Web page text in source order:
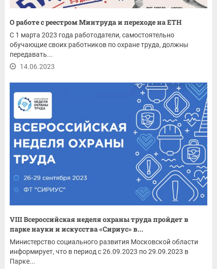
О работе с реестром Минтруда и переходе на ЕТН
С 1 марта 2023 года работодатели, самостоятельно
обучающие своих работников по охране труда, должны
передавать...
14.06.2023
VIII Всероссийская неделя охраны труда пройдет в
парке науки и искусства «Сириус» в...
Министерство социального развития Московской области
информирует, что в период с 26.09.2023 по 29.09.2023 в
Парке...